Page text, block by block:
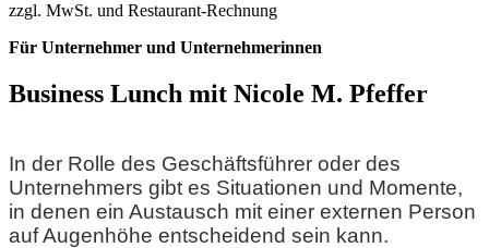
zzgl. MwSt. und Restaurant-Rechnung
Für Unternehmer und Unternehmerinnen
Business Lunch mit Nicole M. Pfeffer
In der Rolle des Geschäftsführer oder des
Unternehmers gibt es Situationen und Momente,
in denen ein Austausch mit einer externen Person
auf Augenhöhe entscheidend sein kann.